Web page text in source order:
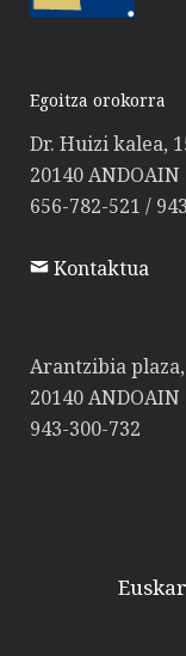
Egoitza orokorra
Dr. Huizi kalea,
20140 ANDOAIN
656-782-521 /
Kontaktua
Arantzibia
20140 ANDOAIN
943-300-732